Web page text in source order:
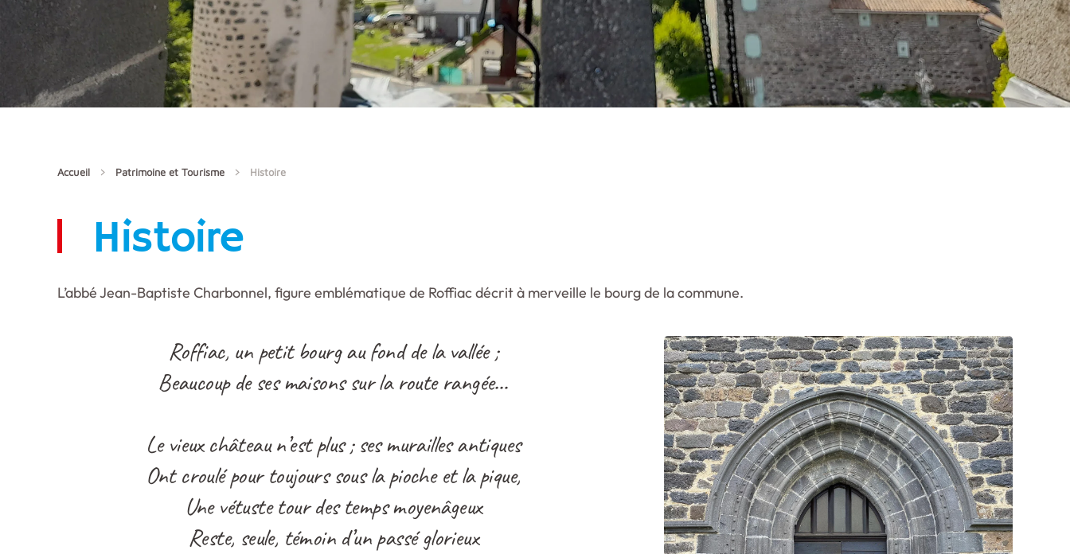
Accueil Patrimoine et Tourisme Histoire
Histoire
L’abbé Jean-Baptiste Charbonnel, figure emblématique de Roffiac décrit à merveille le bourg de la commune.
Roffiac, un petit bourg au fond de la vallée ;
Beaucoup de ses maisons sur la route rangée…
Le vieux château n’est plus ; ses murailles antiques
Ont croulé pour toujours sous la pioche et la pique,
Une vétuste tour des temps moyenâgeux
Reste, seule, témoin d’un passé glorieux